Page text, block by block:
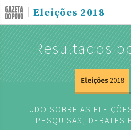
Eleições 2018
Resultados
TUDO SOBRE AS
PESQUISAS, DEBATES